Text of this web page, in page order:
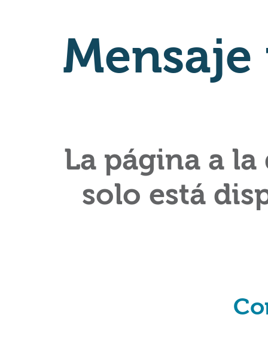
La página a la
solo está